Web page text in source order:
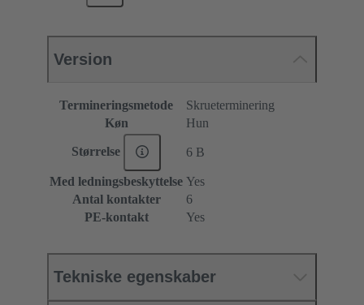
Version
Termineringsmetode
Skrueterminering
Køn
Hun
Størrelse 6 B
Med ledningsbeskyttelse Yes
Antal kontakter
6
PE-kontakt
Yes
Tekniske egenskaber